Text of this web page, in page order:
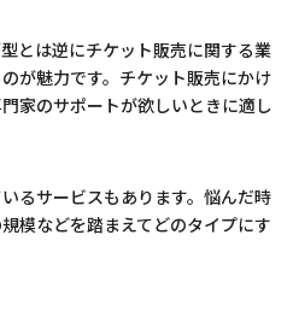
とは逆にチケット販売に関する業
が魅力です。チケット販売にかけ
家のサポートが欲しいときに適し
るサービスもあります。悩んだ時
模などを踏まえてどのタイプにす